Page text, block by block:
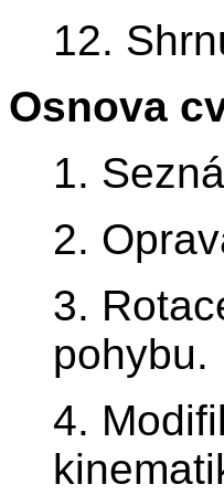
12.
Osnova
1.
2.
3.
pohybu.
4.